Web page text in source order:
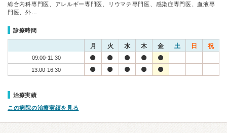
総合内科専門医、アレルギー専門医、リウマチ専門医、感染症専門医、血液専
門医、外…
診療時間
月 火 水 木 金 土 日 祝
09:00-11:30
13:00-16:30
治療実績
この病院の治療実績を見る